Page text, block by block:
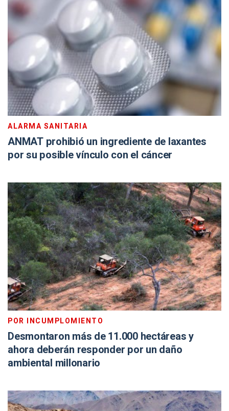
ALARMA SANITARIA
ANMAT prohibió un ingrediente de laxantes
por su posible vínculo con el cáncer
POR INCUMPLOMIENTO
Desmontaron más de 11.000 hectáreas y
ahora deberán responder por un daño
ambiental millonario